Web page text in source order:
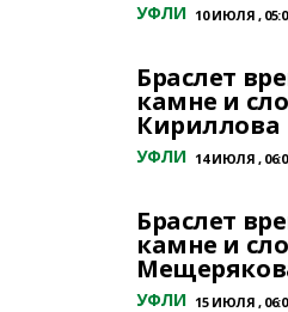
УФЛИ 10 ИЮЛЯ ,
Браслет
камне и
Кириллова
УФЛИ 14 ИЮЛЯ ,
Браслет
камне и
УФЛИ 15 ИЮЛЯ ,